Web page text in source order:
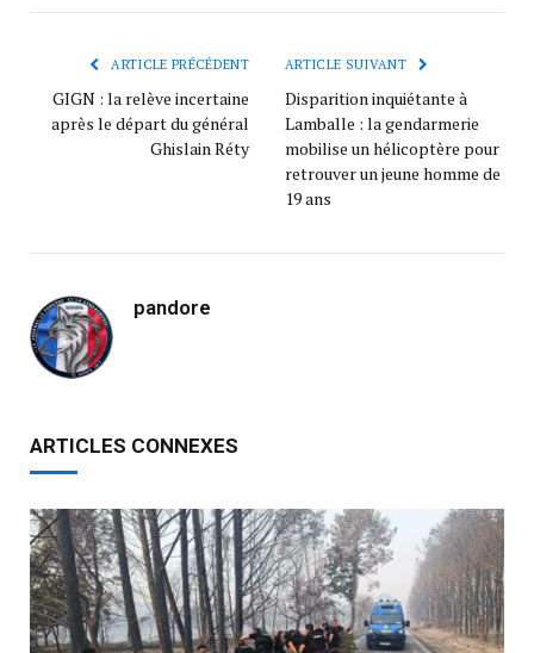
ARTICLE PRÉCÉDENT
GIGN : la relève incertaine
après le départ du général
Ghislain Réty
ARTICLE SUIVANT
Disparition inquiétante à
Lamballe : la gendarmerie
mobilise un hélicoptère pour
retrouver un jeune homme de
19 ans
pandore
ARTICLES CONNEXES